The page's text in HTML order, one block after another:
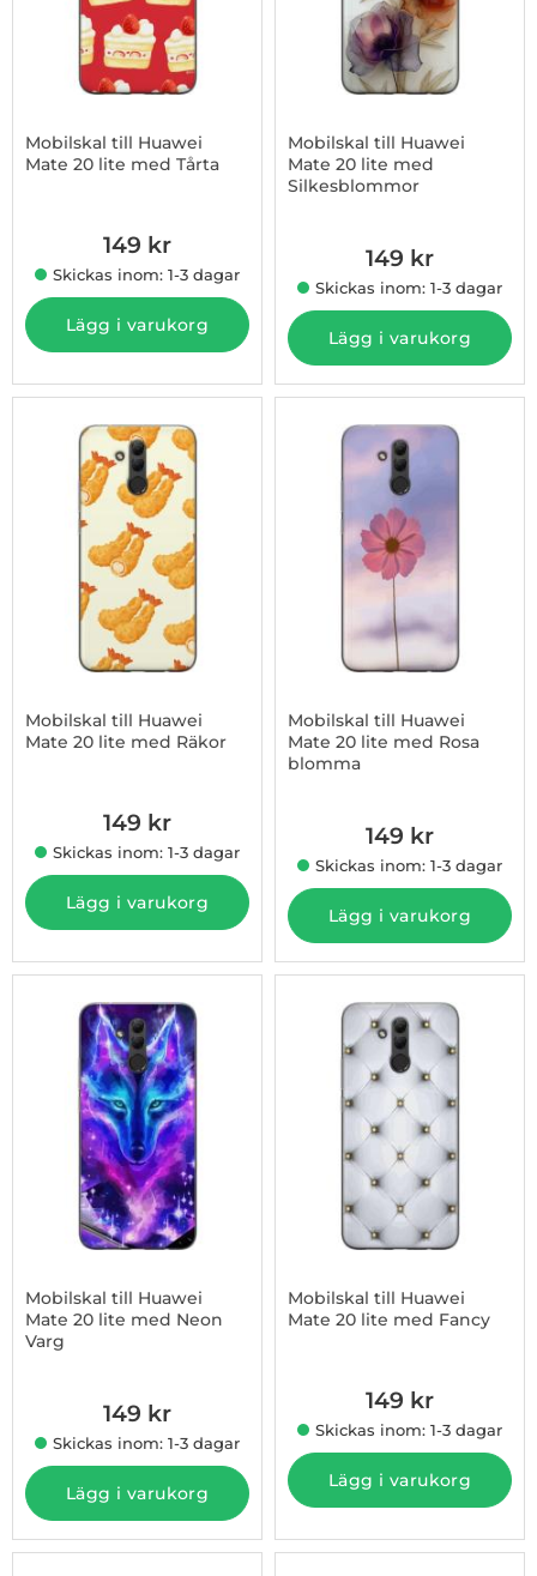
Mobilskal till Huawei
Mate 20 lite med Tårta
149 kr
Skickas inom: 1-3 dagar
Lägg i varukorg
Mobilskal till Huawei
Mate 20 lite med
Silkesblommor
149 kr
Skickas inom: 1-3 dagar
Lägg i varukorg
Mobilskal till Huawei
Mate 20 lite med Räkor
149 kr
Skickas inom: 1-3 dagar
Lägg i varukorg
Mobilskal till Huawei
Mate 20 lite med Rosa
blomma
149 kr
Skickas inom: 1-3 dagar
Lägg i varukorg
Mobilskal till Huawei
Mate 20 lite med Neon
Varg
149 kr
Skickas inom: 1-3 dagar
Lägg i varukorg
Mobilskal till Huawei
Mate 20 lite med Fancy
149 kr
Skickas inom: 1-3 dagar
Lägg i varukorg